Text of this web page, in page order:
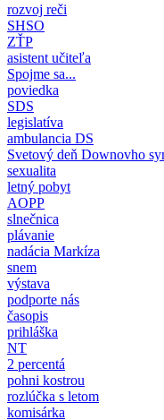
rozvoj reči
SHSO
ZŤP
asistent učiteľa
Spojme sa...
poviedka
SDS
legislatíva
ambulancia DS
Svetový deň Downovho
sexualita
letný pobyt
AOPP
slnečnica
plávanie
nadácia Markíza
snem
výstava
podporte nás
časopis
prihláška
NT
2 percentá
pohni kostrou
rozlúčka s letom
komisárka